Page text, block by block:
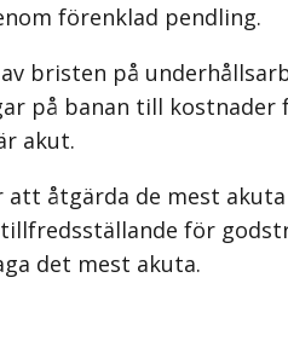
förenklad pendling.
bristen på
på banan till
akut.
åtgärda de mest
för
det mest akuta.